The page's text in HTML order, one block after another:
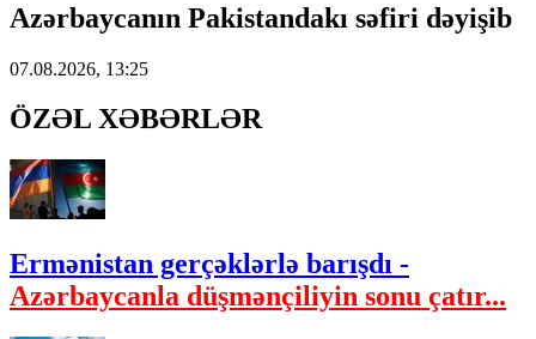
Azərbaycanın Pakistandakı səfiri dəyişib
07.08.2026, 13:25
ÖZƏL XƏBƏRLƏR
Ermənistan gerçəklərlə barışdı -
Azərbaycanla düşmənçiliyin sonu çatır...